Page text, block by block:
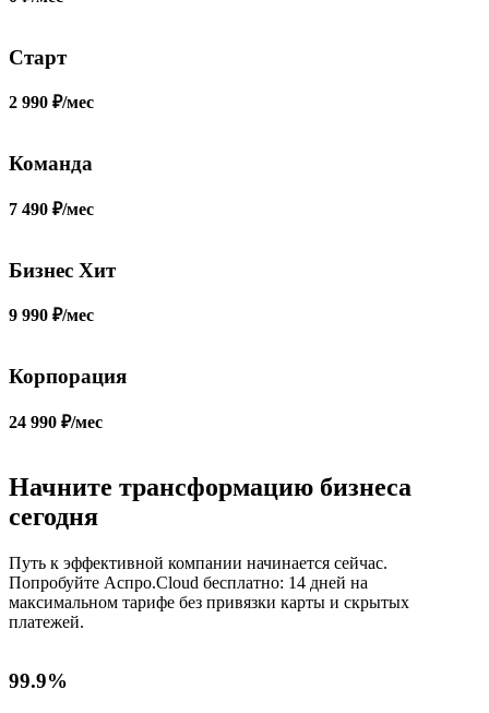
Старт
2 990 ₽/мес
Команда
7 490 ₽/мес
Бизнес Хит
9 990 ₽/мес
Корпорация
24 990 ₽/мес
Начните трансформацию бизнеса
сегодня
Путь к эффективной компании начинается сейчас.
Попробуйте Аспро.Cloud бесплатно: 14 дней на
максимальном тарифе без привязки карты и скрытых
платежей.
99.9%